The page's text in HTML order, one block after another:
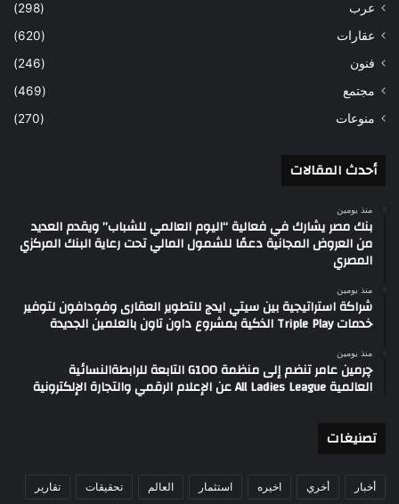
عرب
(298)
عقارات
(620)
فنون
(246)
مجتمع
(469)
منوعات
(270)
أحدث المقالات
منذ يومين
بنك مصر يشارك في فعالية “اليوم العالمي للشباب” ويقدم العديد
من العروض المجانية دعمًا للشمول المالي تحت رعاية البنك المركزي
المصري
منذ يومين
شراكة استراتيجية بين سيتي ايدج للتطوير العقارى وفودافون لتوفير
خدمات Triple Play الذكية بمشروع داون تاون بالعلمين الجديدة
منذ يومين
چرمين عامر تنضم إلى منظمة G100 التابعة للرابطةالنسائية
العالمية All Ladies League عن الإعلام الرقمي والتجارة الإلكترونية
تصنيغات
أخبار أخري اخيره استثمار العالم تحقيقات تقارير